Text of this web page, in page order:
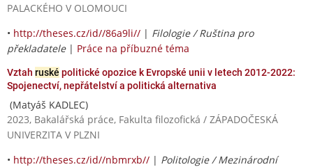
PALACKÉHO V OLOMOUCI
• http://theses.cz/id//86a9li// | Filologie / Ruština pro
překladatele| Práce na příbuzné téma
Vztah ruské politické opozice k Evropské unii v letech 2012-2022:
Spojenectví, nepřátelství a politická alternativa
(Matyáš KADLEC)
2023, Bakalářská práce, Fakulta filozofická / ZÁPADOČESKÁ
UNIVERZITA V PLZNI
• http://theses.cz/id//nbmrxb// | Politologie / Mezinárodní